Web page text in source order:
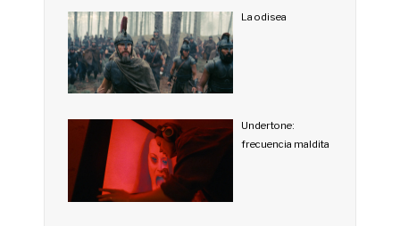
La odisea
Undertone:
frecuencia maldita